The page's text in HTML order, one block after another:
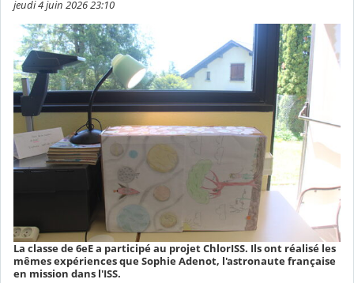
jeudi 4 juin 2026 23:10
La classe de 6eE a participé au projet ChlorISS. Ils ont réalisé les
mêmes expériences que Sophie Adenot, l'astronaute française
en mission dans l'ISS.